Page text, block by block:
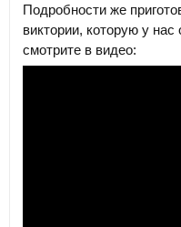
Подробности же
виктории, которую у
смотрите в видео: